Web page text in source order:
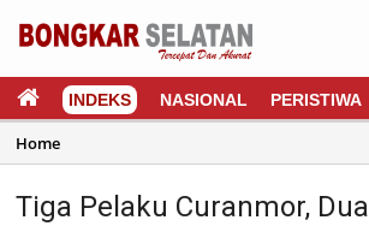
INDEKS NASIONAL PERISTIWA
Home
Tiga Pelaku Curanmor, Dua